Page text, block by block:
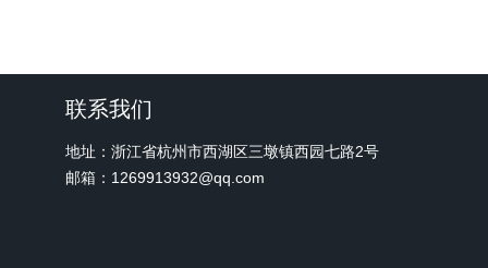
联系我们
地址：浙江省杭州市西湖区三墩镇西园七路2号
邮箱：1269913932@qq.com